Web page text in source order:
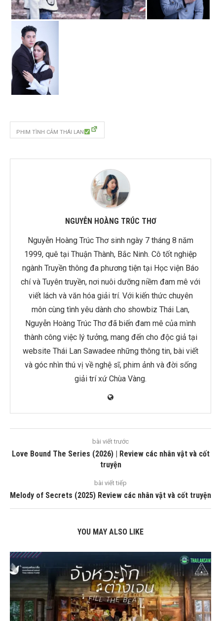
PHIM TÌNH CẢM THÁI LAN
NGUYỄN HOÀNG TRÚC THƠ
Nguyễn Hoàng Trúc Thơ sinh ngày 7 tháng 8 năm
1999, quê tại Thuận Thành, Bắc Ninh. Cô tốt nghiệp
ngành Truyền thông đa phương tiện tại Học viện Báo
chí và Tuyên truyền, nơi nuôi dưỡng niềm đam mê với
viết lách và văn hóa giải trí. Với kiến thức chuyên
môn cùng tình yêu dành cho showbiz Thái Lan,
Nguyễn Hoàng Trúc Thơ đã biến đam mê của mình
thành công việc lý tưởng, mang đến cho độc giả tại
website Thái Lan Sawadee những thông tin, bài viết
và góc nhìn thú vị về nghệ sĩ, phim ảnh và đời sống
giải trí xứ Chùa Vàng.
bài viết trước
Love Bound The Series (2026) | Review các nhân vật và cốt
truyện
bài viết tiếp
Melody of Secrets (2025) Review các nhân vật và cốt truyện
YOU MAY ALSO LIKE